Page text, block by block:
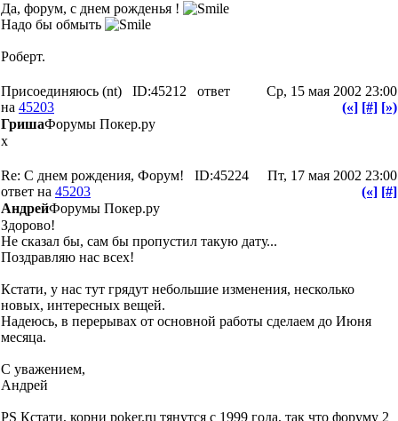
Да, форум, с днем рожденья !
Надо бы обмыть
Роберт.
Присоединяюсь (nt) ID:45212 ответ
на 45203
Ср, 15 мая 2002 23:00
(«] [#] [»)
ГришаФорумы Покер.ру
x
Re: С днем рождения, Форум!
ID:45224
ответ на 45203
Пт, 17 мая 2002 23:00
(«] [#]
АндрейФорумы Покер.ру
Здорово!
Не сказал бы, сам бы пропустил такую дату...
Поздравляю нас всех!
Кстати, у нас тут грядут небольшие изменения, несколько
новых, интересных вещей.
Надеюсь, в перерывах от основной работы сделаем до Июня
месяца.
С уважением,
Андрей
PS Кстати, корни poker.ru тянутся с 1999 года, так что форуму 2